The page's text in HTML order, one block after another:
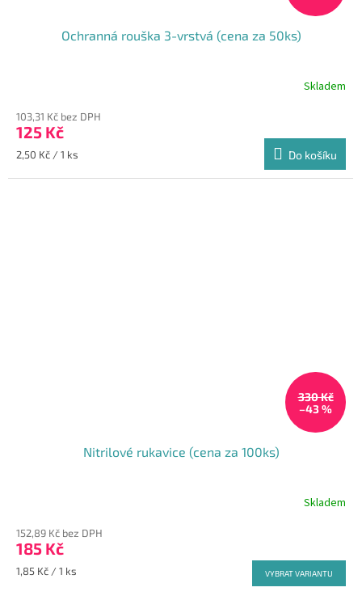
Ochranná rouška 3-vrstvá (cena za 50ks)
produktu
je
5,0
5
Skladem
103,31 Kč bez DPH
125 Kč
Měrná
2,50 Kč / 1 ks Do košíku
330 Kč
–43 %
Nitrilové rukavice (cena za 100ks)
produktu
je
5,0
Skladem
152,89 Kč bez DPH
185 Kč
Měrná
1,85 Kč / 1 ks VYBRAT VARIANTU